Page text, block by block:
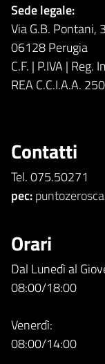
Sede legale:
Via G.B. Pontani,
06128 Perugia
C.F. | P.IVA |
REA C.C.I.A.A.
Contatti
Tel. 075.50271
pec:
Orari
Dal Lunedì al
08:00/18:00
Venerdì:
08:00/14:00